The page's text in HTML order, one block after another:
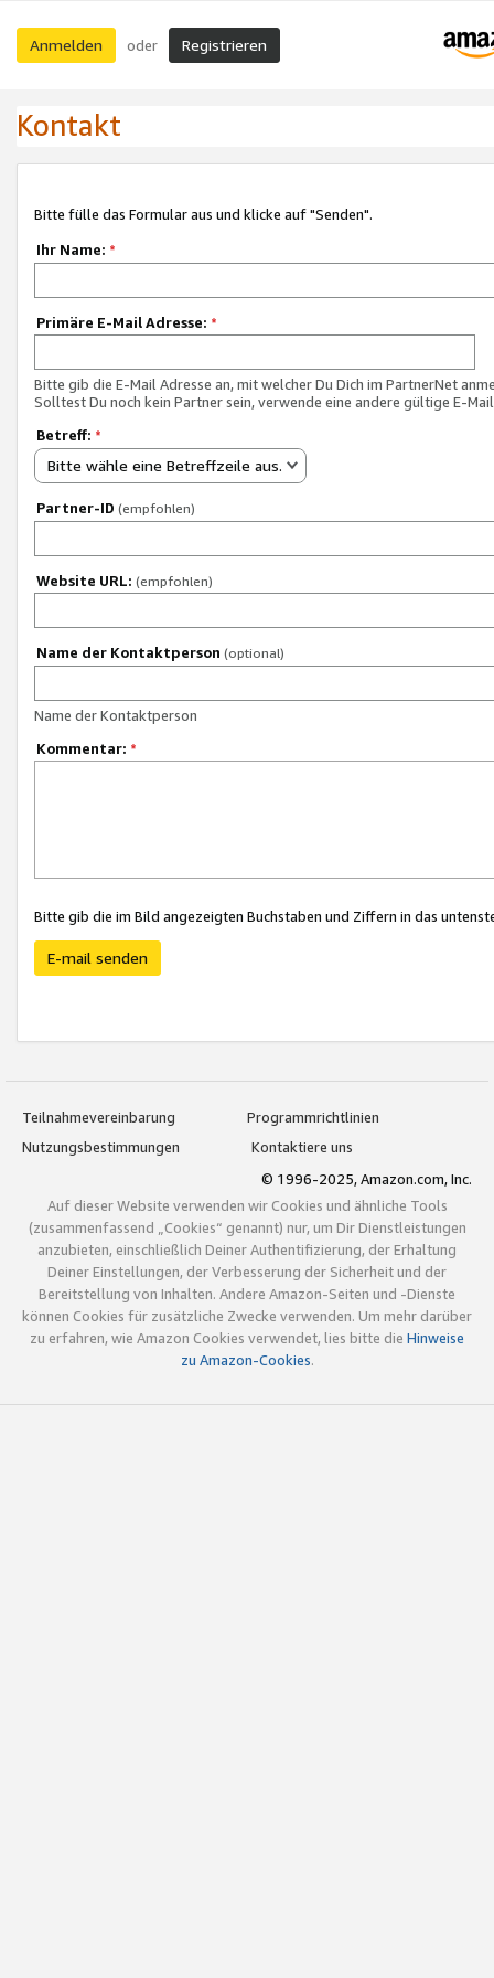
Anmelden oder Registrieren
Kontakt
Bitte fülle das Formular aus und klicke auf "Senden".
Ihr Name: *
Primäre E-Mail Adresse: *
Bitte gib die E-Mail Adresse an, mit welcher Du Dich im PartnerNet
Solltest Du noch kein Partner sein, verwende eine andere gültige E-
Betreff: *
Bitte wähle eine Betreffzeile aus.
Partner-ID (empfohlen)
Website URL: (empfohlen)
Name der Kontaktperson (optional)
Name der Kontaktperson
Kommentar: *
Bitte gib die im Bild angezeigten Buchstaben und Ziffern in das
E-mail senden
Teilnahmevereinbarung
Programmrichtlinien
Nutzungsbestimmungen
Kontaktiere uns
© 1996-2025, Amazon.com, Inc.
Auf dieser Website verwenden wir Cookies und ähnliche Tools
(zusammenfassend „Cookies“ genannt) nur, um Dir Dienstleistungen
anzubieten, einschließlich Deiner Authentifizierung, der Erhaltung
Deiner Einstellungen, der Verbesserung der Sicherheit und der
Bereitstellung von Inhalten. Andere Amazon-Seiten und -Dienste
können Cookies für zusätzliche Zwecke verwenden. Um mehr darüber
zu erfahren, wie Amazon Cookies verwendet, lies bitte die Hinweise
zu Amazon-Cookies.